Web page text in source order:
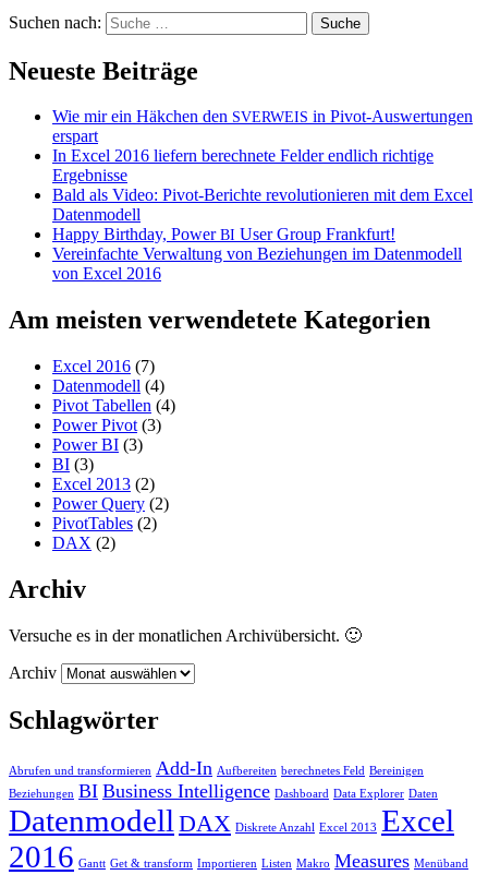
Suchen nach:
Neueste Beiträge
Wie mir ein Häkchen den SVERWEIS in Pivot-Auswertungen
erspart
In Excel 2016 liefern berechnete Felder endlich richtige
Ergebnisse
Bald als Video: Pivot-Berichte revolutionieren mit dem Excel
Datenmodell
Happy Birthday, PowerBI User Group Frankfurt!
Vereinfachte Verwaltung von Beziehungen im Datenmodell
von Excel 2016
Am meisten verwendetete Kategorien
Excel 2016 (7)
Datenmodell (4)
Pivot Tabellen (4)
Power Pivot (3)
Power BI (3)
BI (3)
Excel 2013 (2)
Power Query (2)
PivotTables (2)
DAX (2)
Archiv
Versuche es in der monatlichen Archivübersicht. 🙂
Archiv
Schlagwörter
Abrufen und transformieren Add-In Aufbereiten berechnetes Feld Bereinigen
Beziehungen BI Business Intelligence Dashboard Data Explorer Daten
Datenmodell DAX Diskrete Anzahl Excel 2013 Excel
2016 Gantt Get & transform Importieren Listen Makro Measures Menüband